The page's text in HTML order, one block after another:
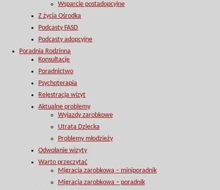
Wsparcie postadopcyjne
Z życia Ośrodka
Podcasty FASD
Podcasty adopcyjne
Poradnia Rodzinna
Konsultacje
Poradnictwo
Psychoterapia
Rejestracja wizyt
Aktualne problemy
Wyjazdy zarobkowe
Utrata Dziecka
Problemy młodzieży
Odwołanie wizyty
Warto przeczytać
Migracja zarobkowa – miniporadnik
Migracja zarobkowa – poradnik